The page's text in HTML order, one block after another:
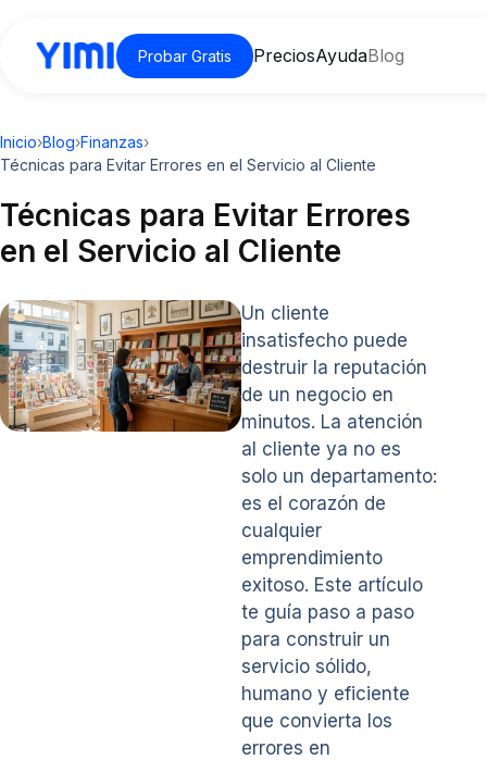
Probar Gratis PreciosAyudaBlog
Inicio›Blog›Finanzas›
Técnicas para Evitar Errores en el Servicio al Cliente
Técnicas para Evitar Errores
en el Servicio al Cliente
Un cliente
insatisfecho puede
destruir la reputación
de un negocio en
minutos. La atención
al cliente ya no es
solo un departamento:
es el corazón de
cualquier
emprendimiento
exitoso. Este artículo
te guía paso a paso
para construir un
servicio sólido,
humano y eficiente
que convierta los
errores en